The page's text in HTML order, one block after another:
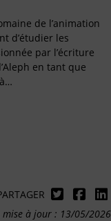
de l’animation
d’étudier les
par l’écriture
en tant que
mise à jour : 13/05/2026